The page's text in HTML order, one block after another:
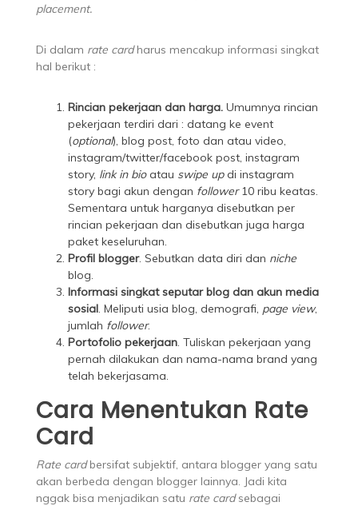
placement.
Di dalam rate cardharus mencakup informasi singkat
hal berikut :
Rincian pekerjaan dan harga.Umumnya rincian
pekerjaan terdiri dari : datang ke event
(optional), blog post, foto dan atau video,
instagram/twitter/facebook post, instagram
story, link in bioatau swipe updi instagram
story bagi akun dengan follower10 ribu keatas.
Sementara untuk harganya disebutkan per
rincian pekerjaan dan disebutkan juga harga
paket keseluruhan.
Profil blogger. Sebutkan data diri dan niche
blog.
Informasi singkat seputar blog dan akun media
sosial. Meliputi usia blog, demografi, page view,
jumlah follower.
Portofolio pekerjaan. Tuliskan pekerjaan yang
pernah dilakukan dan nama-nama brand yang
telah bekerjasama.
Cara Menentukan Rate
Card
Rate cardbersifat subjektif, antara blogger yang satu
akan berbeda dengan blogger lainnya. Jadi kita
nggak bisa menjadikan satu rate cardsebagai